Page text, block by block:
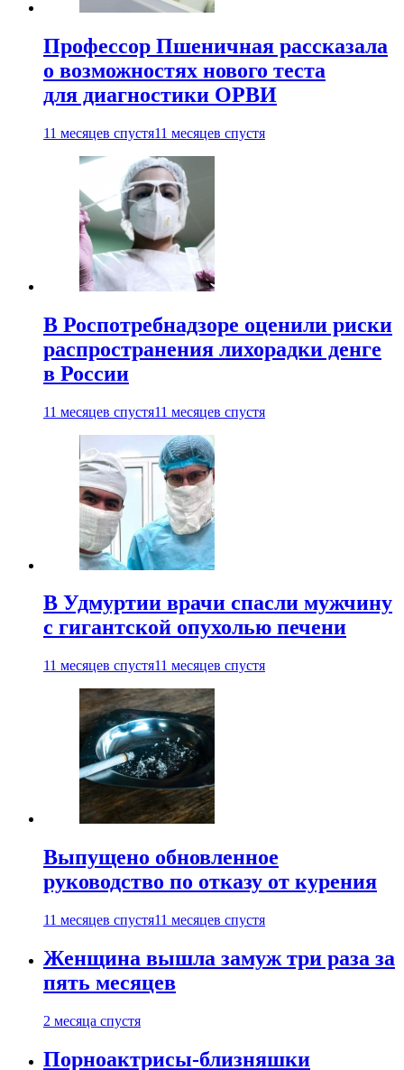
Профессор Пшеничная рассказала
о возможностях нового теста
для диагностики ОРВИ
11 месяцев спустя11 месяцев спустя
В Роспотребнадзоре оценили риски
распространения лихорадки денге
в России
11 месяцев спустя11 месяцев спустя
В Удмуртии врачи спасли мужчину
с гигантской опухолью печени
11 месяцев спустя11 месяцев спустя
Выпущено обновленное
руководство по отказу от курения
11 месяцев спустя11 месяцев спустя
Женщина вышла замуж три раза за
пять месяцев
2 месяца спустя
Порноактрисы-близняшки